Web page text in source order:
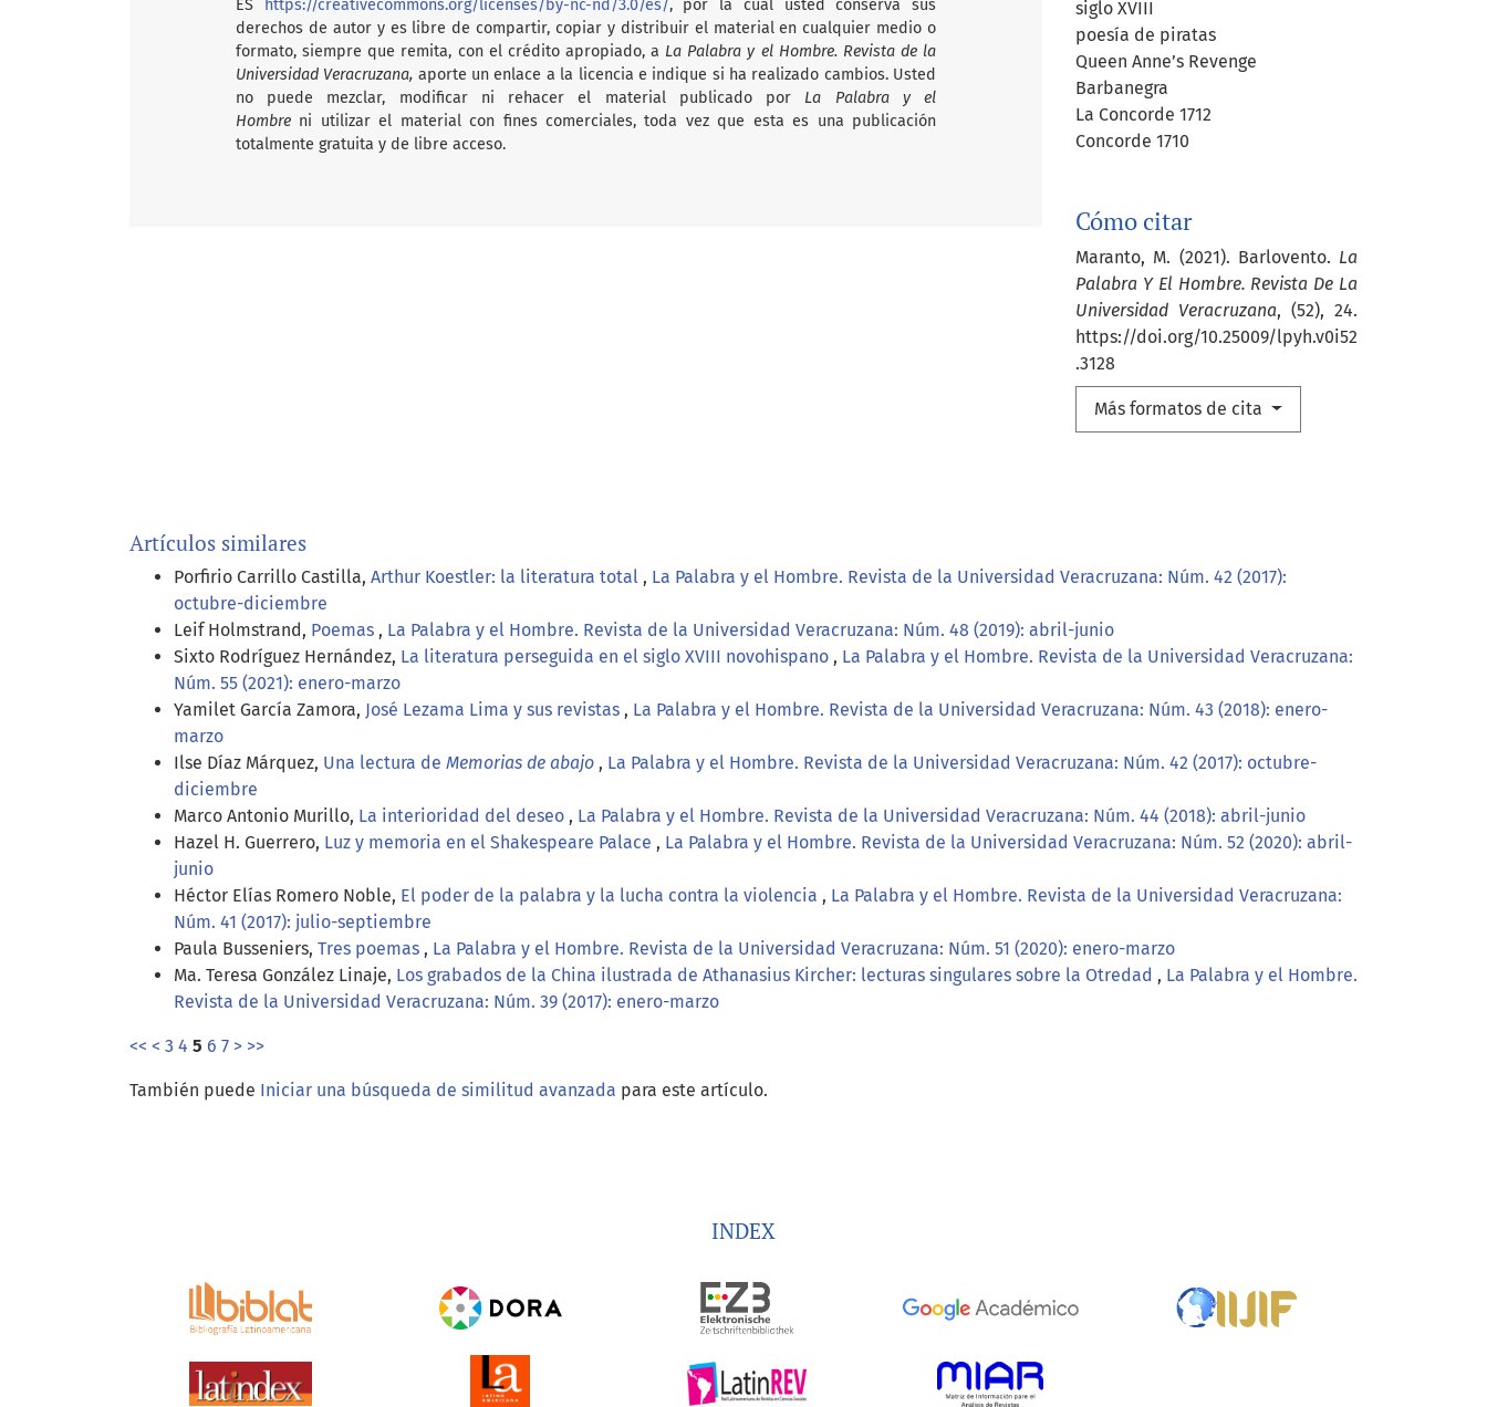
siglo XVIII
poesía de piratas
Queen Anne’s Revenge
Barbanegra
La Concorde 1712
Concorde 1710
Cómo citar
Maranto, M. (2021). Barlovento. La
Palabra Y El Hombre. Revista De La
Universidad Veracruzana, (52), 24.
https://doi.org/10.25009/lpyh.v0i52
.3128
Más formatos de cita
ES
https://creativecommons.org/licenses/by-nc-nd/3.0/es/, por la cual usted conserva sus
derechos de autor y es libre de compartir, copiar y distribuir el material en cualquier medio o
formato, siempre que remita, con el crédito apropiado, a La Palabra y el Hombre. Revista de la
Universidad Veracruzana, aporte un enlace a la licencia e indique si ha realizado cambios. Usted
no puede mezclar, modificar ni rehacer el material publicado por La Palabra y el
Hombre ni utilizar el material con fines comerciales, toda vez que esta es una publicación
totalmente gratuita y de libre acceso.
Artículos similares
Porfirio Carrillo Castilla, Arthur Koestler: la literatura total , La Palabra y el Hombre. Revista de la Universidad Veracruzana: Núm. 42 (2017):
octubre-diciembre
Leif Holmstrand, Poemas , La Palabra y el Hombre. Revista de la Universidad Veracruzana: Núm. 48 (2019): abril-junio
Sixto Rodríguez Hernández, La literatura perseguida en el siglo XVIII novohispano , La Palabra y el Hombre. Revista de la Universidad Veracruzana:
Núm. 55 (2021): enero-marzo
Yamilet García Zamora, José Lezama Lima y sus revistas , La Palabra y el Hombre. Revista de la Universidad Veracruzana: Núm. 43 (2018): enero-
marzo
Ilse Díaz Márquez, Una lectura de Memorias de abajo , La Palabra y el Hombre. Revista de la Universidad Veracruzana: Núm. 42 (2017): octubre-
diciembre
Marco Antonio Murillo, La interioridad del deseo , La Palabra y el Hombre. Revista de la Universidad Veracruzana: Núm. 44 (2018): abril-junio
Hazel H. Guerrero, Luz y memoria en el Shakespeare Palace , La Palabra y el Hombre. Revista de la Universidad Veracruzana: Núm. 52 (2020): abril-
junio
Héctor Elías Romero Noble, El poder de la palabra y la lucha contra la violencia , La Palabra y el Hombre. Revista de la Universidad Veracruzana:
Núm. 41 (2017): julio-septiembre
Paula Busseniers, Tres poemas , La Palabra y el Hombre. Revista de la Universidad Veracruzana: Núm. 51 (2020): enero-marzo
Ma. Teresa González Linaje, Los grabados de la China ilustrada de Athanasius Kircher: lecturas singulares sobre la Otredad , La Palabra y el Hombre.
Revista de la Universidad Veracruzana: Núm. 39 (2017): enero-marzo
<< < 3 4 5 6 7 > >>
También puede Iniciar una búsqueda de similitud avanzada para este artículo.
INDEX